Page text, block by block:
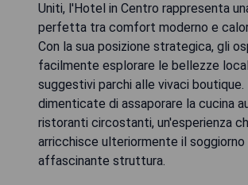
Uniti, l'Hotel in Centro rappresenta
perfetta tra comfort moderno e
Con la sua posizione strategica, gli
facilmente esplorare le bellezze
suggestivi parchi alle vivaci boutique.
dimenticate di assaporare la cucina
ristoranti circostanti, un'esperienza
arricchisce ulteriormente il soggiorno
affascinante struttura.